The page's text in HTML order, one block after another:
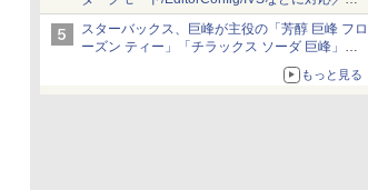
数の脆弱性に対処したセキュリティアップデー
ト
スターバックス、巨峰が主役の「芳醇 巨峰 フロ
ーズン ティー」「チラックス ソーダ 巨峰」発
もっと見る